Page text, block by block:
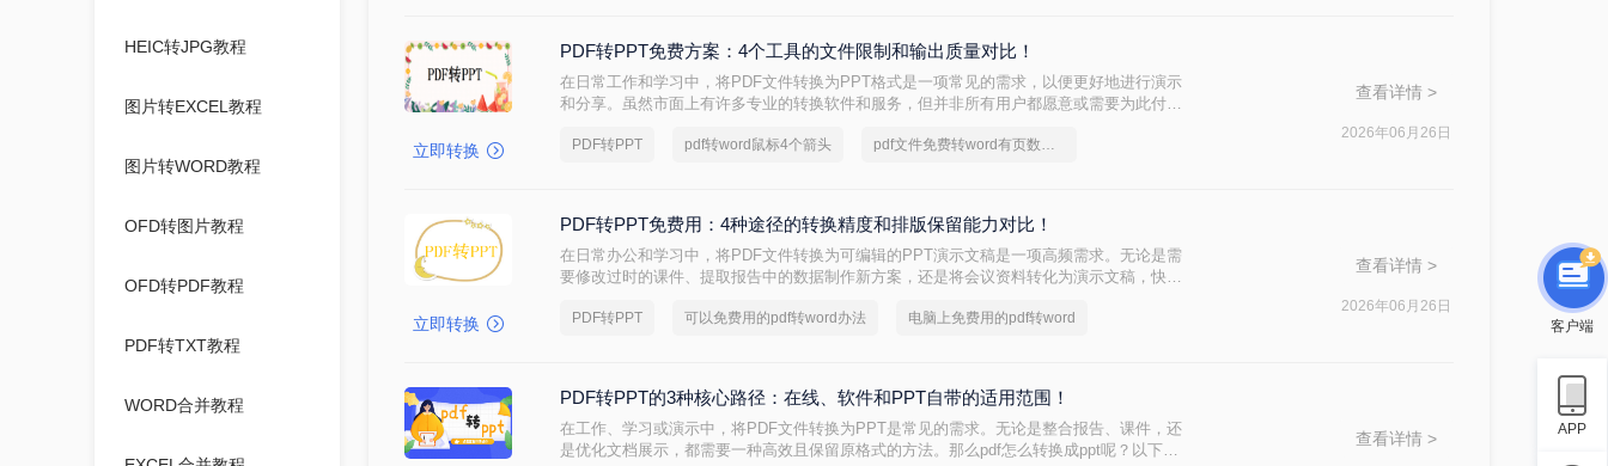
HEIC转JPG教程
图片转EXCEL教程
图片转WORD教程
OFD转图片教程
OFD转PDF教程
PDF转TXT教程
WORD合并教程
立即转换
PDF转PPT免费方案：4个工具的文件限制和输出质量对比！
在日常工作和学习中，将PDF文件转换为PPT格式是一项常见的需求，以便更好地进行演示
和分享。虽然市面上有许多专业的转换软件和服务，但并非所有用户都愿意或需要为此付
轻松实现格式转换。
PDF转PPT pdf转word鼠标4个箭头 pdf文件免费转word有页数限制
查看详情 >
2026年06月26日
立即转换
PDF转PPT免费用：4种途径的转换精度和排版保留能力对比！
在日常办公和学习中，将PDF文件转换为可编辑的PPT演示文稿是一项高频需求。无论是需
要修改过时的课件、提取报告中的数据制作新方案，还是将会议资料转化为演示文稿，快速
PDF转PPT 可以免费用的pdf转word办法 电脑上免费用的pdf转word
查看详情 >
2026年06月26日
PDF转PPT的3种核心路径：在线、软件和PPT自带的适用范围！
在工作、学习或演示中，将PDF文件转换为PPT是常见的需求。无论是整合报告、课件，还
是优化文档展示，都需要一种高效且保留原格式的方法。那么pdf怎么转换成ppt呢？以下是
查看详情 >
客户端
APP